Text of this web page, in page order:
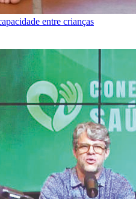
entre crianças